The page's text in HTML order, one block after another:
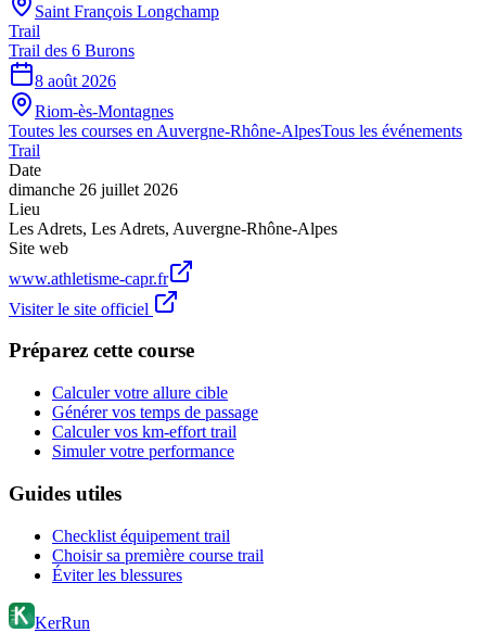
Saint François Longchamp
Trail
Trail des 6 Burons
8 août 2026
Riom-ès-Montagnes
Toutes les courses en Auvergne-Rhône-AlpesTous les événements
Trail
Date
dimanche 26 juillet 2026
Lieu
Les Adrets, Les Adrets, Auvergne-Rhône-Alpes
Site web
www.athletisme-capr.fr
Visiter le site officiel
Préparez cette course
Calculer votre allure cible
Générer vos temps de passage
Calculer vos km-effort trail
Simuler votre performance
Guides utiles
Checklist équipement trail
Choisir sa première course trail
Éviter les blessures
KerRun